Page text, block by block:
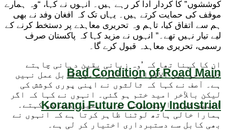
Bad Condition of Road Main
Korangi Future Colony Industrial
کوششوں” کا کردار ادا کر رہے ہیں۔ انہوں نے کہا، “وہ ہمارے
موقف کی حمایت کرتے ہیں۔ یہاں تک کہ افغان وفد نے بھی
ہم سے اتفاق کیا، تاہم وہ تحریری معاہدے پر دستخط کرنے کے
لیے تیار نہیں تھے۔” انہوں نے مزید کہا کہ پاکستان صرف
رسمی، تحریری معاہدہ قبول کرے گا۔
ان کا کہنا تھا کہ ’وہ زبانی یقین دہانی چاہتے
تھے، جو بین الاقوامی مذاکرات میں قابل عمل نہیں
ہے۔ آصف نے کہا کہ ثالثوں نے اپنی پوری کوشش کی
لیکن بالآخر امید ختم ہو گئی۔ انہوں نے کہا کہ اگر
انہیں کوئی امید ہوتی تو وہ ہمیں رکنے کو کہتے۔
ہمارا خالی ہاتھ لوٹنا ظاہر کرتا ہے کہ انہوں نے
بھی کابل سے دستبرداری اختیار کر لی ہے۔